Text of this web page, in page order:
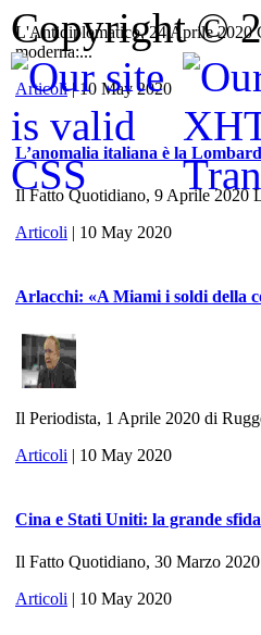
L'Antidiplomatico, 24 Aprile 2020
moderna:...
Articoli| 10 May 2020
L’anomalia italiana è la
Il Fatto Quotidiano, 9 Aprile 2020
Articoli | 10 May 2020
Arlacchi: «A Miami i soldi della
Il Periodista, 1 Aprile 2020 di
Articoli | 10 May 2020
Cina e Stati Uniti: la grande
Il Fatto Quotidiano, 30 Marzo
Articoli | 10 May 2020
Copyright ©